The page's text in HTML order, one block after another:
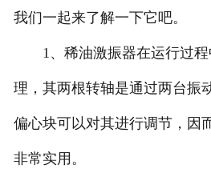
我们一起来了解一下它吧。
1、稀油激振器在运行过程
理，其两根转轴是通过两台振
偏心块可以对其进行调节，因
非常实用。